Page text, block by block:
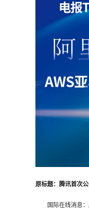
原标题：腾讯首次
国际在线消息：腾